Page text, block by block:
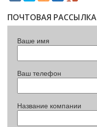
ПОЧТОВАЯ РАССЫЛКА
Ваше имя
Ваш телефон
Название компании